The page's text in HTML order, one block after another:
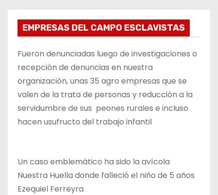
EMPRESAS DEL CAMPO ESCLAVISTAS
Fueron denunciadas luego de investigaciones o
recepción de denuncias en nuestra
organización, unas 35 agro empresas que se
valen de la trata de personas y reducción a la
servidumbre de sus peones rurales e incluso
hacen usufructo del trabajo infantil
Un caso emblemático ha sido la avícola
Nuestra Huella donde falleció el niño de 5 años
Ezequiel Ferreyra